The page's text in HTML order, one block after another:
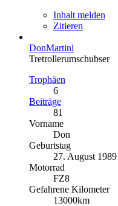
Inhalt melden
Zitieren
DonMartini
Tretrollerumschubser
Trophäen
6
Beiträge
81
Vorname
Don
Geburtstag
27. August
Motorrad
FZ8
Gefahrene Kilometer
13000km